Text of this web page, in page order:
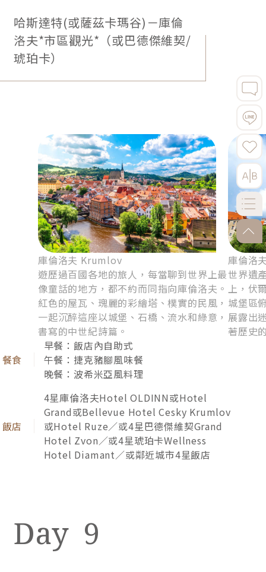
搭乘奧地利最古老的地面纜車，隨著車廂緩緩上升，
俯瞰整座薩爾茲堡的巴洛克底蘊，收藏一場橫跨時空
的浪漫飛行。
哈斯達特(或薩茲卡瑪谷)－庫倫
洛夫*市區觀光*（或巴德傑維契/
琥珀卡）
庫倫洛夫 Krumlov
遊歷過百國各地的旅人，每當聊到世界上最
像童話的地方，都不約而同指向庫倫洛夫。
紅色的屋瓦、瑰麗的彩繪塔、樸實的民風，
一起沉醉這座以城堡、石橋、流水和綠意，
書寫的中世紀詩篇。
庫倫洛
世界遺
上，伏
城堡區
展露出
著歷史
早餐：飯店內自助式
午餐：捷克豬腳風味餐
晚餐：波希米亞風料理
4星庫倫洛夫Hotel OLDINN或Hotel
Grand或Bellevue Hotel Cesky Krumlov
或Hotel Ruze／或4星巴德傑維契Grand
Hotel Zvon／或4星琥珀卡Wellness
Hotel Diamant／或鄰近城市4星飯店
9
go-